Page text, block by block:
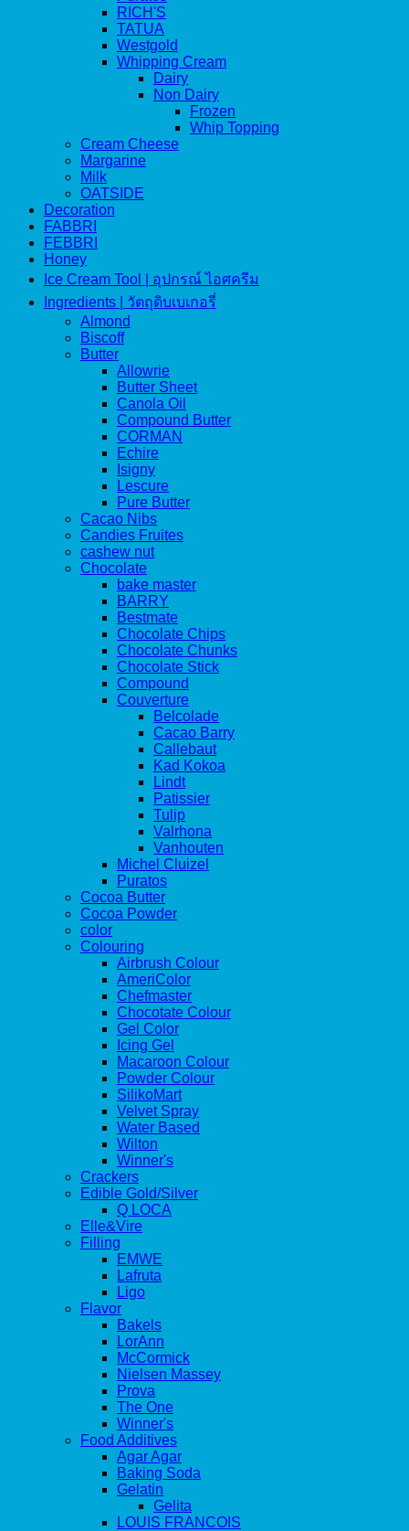
RICH'S
TATUA
Westgold
Whipping Cream
Dairy
Non Dairy
Frozen
Whip Topping
Cream Cheese
Margarine
Milk
OATSIDE
Decoration
FABBRI
FEBBRI
Honey
Ice Cream Tool | อุปกรณ์ ไอศครีม
Ingredients | วัตถุดิบเบเกอรี่
Almond
Biscoff
Butter
Allowrie
Butter Sheet
Canola Oil
Compound Butter
CORMAN
Echire
Isigny
Lescure
Pure Butter
Cacao Nibs
Candies Fruites
cashew nut
Chocolate
bake master
BARRY
Bestmate
Chocolate Chips
Chocolate Chunks
Chocolate Stick
Compound
Couverture
Belcolade
Cacao Barry
Callebaut
Kad Kokoa
Lindt
Patissier
Tulip
Valrhona
Vanhouten
Michel Cluizel
Puratos
Cocoa Butter
Cocoa Powder
color
Colouring
Airbrush Colour
AmeriColor
Chefmaster
Chocotate Colour
Gel Color
Icing Gel
Macaroon Colour
Powder Colour
SilikoMart
Velvet Spray
Water Based
Wilton
Winner's
Crackers
Edible Gold/Silver
Q LOCA
Elle&Vire
Filling
EMWE
Lafruta
Ligo
Flavor
Bakels
LorAnn
McCormick
Nielsen Massey
Prova
The One
Winner's
Food Additives
Agar Agar
Baking Soda
Gelatin
Gelita
LOUIS FRANCOIS